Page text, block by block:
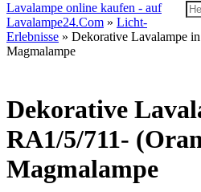
Lavalampe online kaufen - auf
Lavalampe24.Com » Licht-
Erlebnisse » Dekorative Lavalampe
Magmalampe
Dekorative
RA1/5/711-
Magmalampe